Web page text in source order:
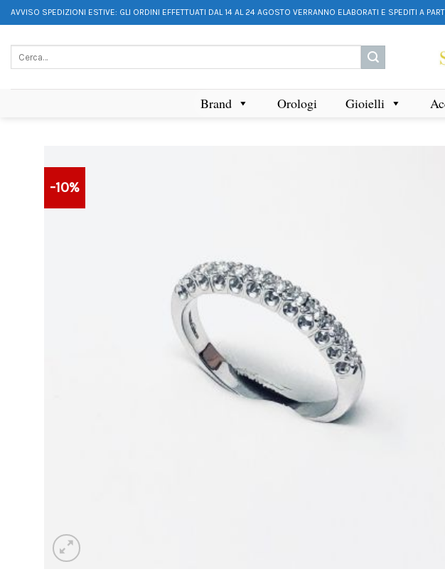
AVVISO SPEDIZIONI ESTIVE: GLI ORDINI EFFETTUATI DAL 14 AL 24 AGOSTO VERRANNO ELABORATI E SPEDITI A
Brand Orologi Gioielli
-10%